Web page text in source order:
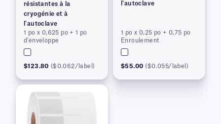
résistantes à la
cryogénie et à
l'autoclave
1 po x 0,625 po + 1 po
d'enveloppe
$123.80 ($0.062/label)
l'autoclave
1 po x 0,25 po + 0,75 po
Enroulement
$55.00 ($0.055/label)